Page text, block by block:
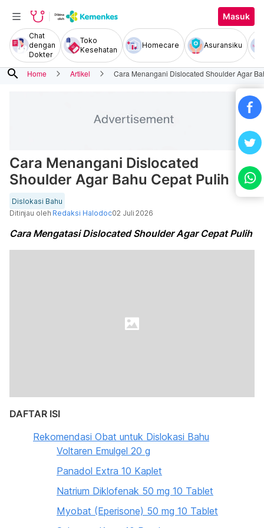
Masuk
Chat
dengan
Dokter
Toko
Kesehatan
Homecare Asuransiku
search Home Artikel Cara Menangani Dislocated Shoulder Agar
Cara Menangani Dislocated
Shoulder Agar Bahu Cepat Pulih
Dislokasi Bahu
Ditinjau oleh Redaksi Halodoc02 Juli 2026
Cara Mengatasi Dislocated Shoulder Agar Cepat Pulih
DAFTAR ISI
Rekomendasi Obat untuk Dislokasi Bahu
Voltaren Emulgel 20 g
Panadol Extra 10 Kaplet
Natrium Diklofenak 50 mg 10 Tablet
Myobat (Eperisone) 50 mg 10 Tablet